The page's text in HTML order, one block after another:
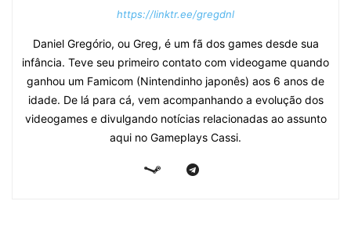
https://linktr.ee/gregdnl
Daniel Gregório, ou Greg, é um fã dos games desde sua
infância. Teve seu primeiro contato com videogame quando
ganhou um Famicom (Nintendinho japonês) aos 6 anos de
idade. De lá para cá, vem acompanhando a evolução dos
videogames e divulgando notícias relacionadas ao assunto
aqui no Gameplays Cassi.